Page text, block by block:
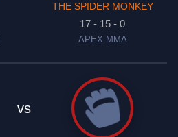
THE SPIDER MONKEY
17 - 15 - 0
APEX MMA
vs